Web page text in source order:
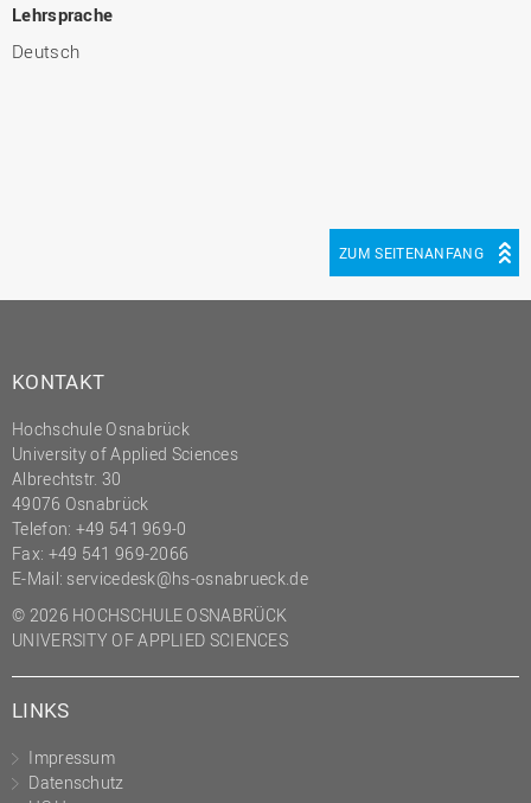
Lehrsprache
Deutsch
ZUM SEITENANFANG
KONTAKT
Hochschule Osnabrück
University of Applied Sciences
Albrechtstr. 30
49076 Osnabrück
Telefon: +49 541 969-0
Fax: +49 541 969-2066
E-Mail: servicedesk@hs-osnabrueck.de
© 2026 HOCHSCHULE OSNABRÜCK
UNIVERSITY OF APPLIED SCIENCES
LINKS
Impressum
Datenschutz